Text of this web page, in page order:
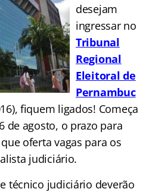
desejam
ingressar no
Tribunal
Regional
Eleitoral de
Pernambuc
fiquem ligados! Começa
de agosto, o prazo para
oferta vagas para os
judiciário.
técnico judiciário deverão